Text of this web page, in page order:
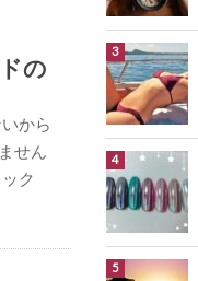
の
から
せん
ク